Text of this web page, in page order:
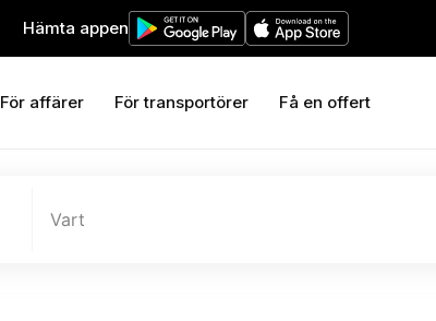
Hämta appen
För affärer För transportörer Få en offert
Vart